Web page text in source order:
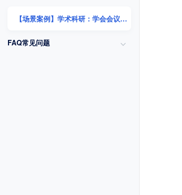
【场景案例】学术科研：学会会议组织与数据统计方案
FAQ常见问题